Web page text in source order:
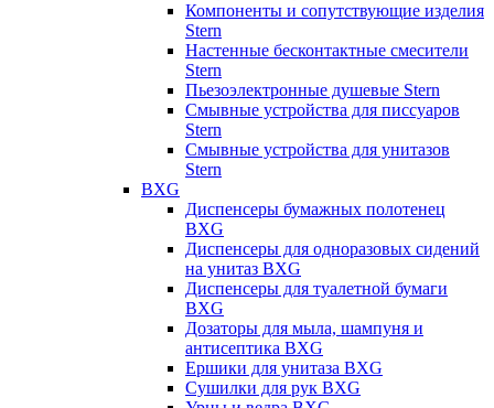
Компоненты и сопутствующие изделия
Stern
Настенные бесконтактные смесители
Stern
Пьезоэлектронные душевые Stern
Смывные устройства для писсуаров
Stern
Смывные устройства для унитазов
Stern
BXG
Диспенсеры бумажных полотенец
BXG
Диспенсеры для одноразовых сидений
на унитаз BXG
Диспенсеры для туалетной бумаги
BXG
Дозаторы для мыла, шампуня и
антисептика BXG
Ершики для унитаза BXG
Сушилки для рук BXG